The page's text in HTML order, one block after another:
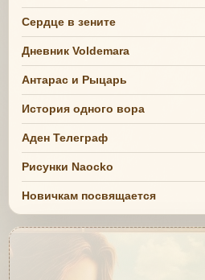
Сердце в зените
Дневник Voldemara
Антарас и Рыцарь
История одного вора
Аден Телеграф
Рисунки Naocko
Новичкам посвящается